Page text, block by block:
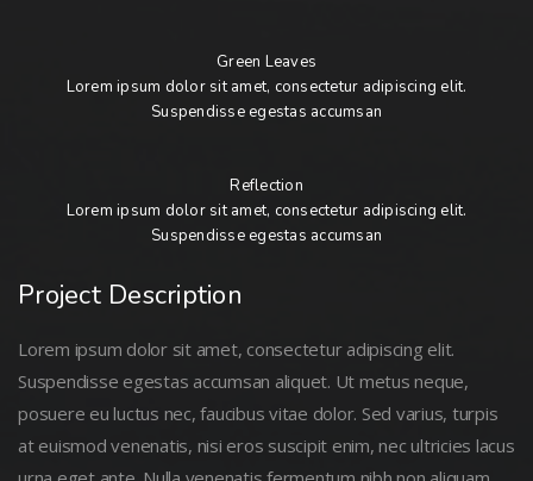
Green Leaves
Lorem ipsum dolor sit amet, consectetur adipiscing elit.
Suspendisse egestas accumsan
Reflection
Lorem ipsum dolor sit amet, consectetur adipiscing elit.
Suspendisse egestas accumsan
Project Description
Lorem ipsum dolor sit amet, consectetur adipiscing elit.
Suspendisse egestas accumsan aliquet. Ut metus neque,
posuere eu luctus nec, faucibus vitae dolor. Sed varius, turpis
at euismod venenatis, nisi eros suscipit enim, nec ultricies lacus